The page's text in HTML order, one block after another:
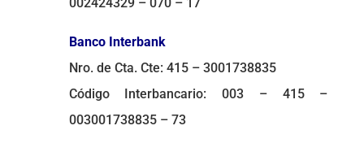
Banco Interbank
Nro. de Cta. Cte: 415 – 3001738835
Código Interbancario: 003 – 415 –
003001738835 – 73